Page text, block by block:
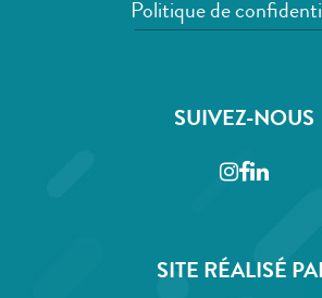
Politique de
SUIVEZ-NOUS
Instagram
Facebook
SITE RÉALISÉ